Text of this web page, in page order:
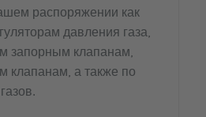
распоряжении как
давления газа,
запорным клапанам,
клапанам, а также по